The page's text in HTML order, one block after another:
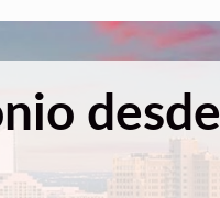
desde